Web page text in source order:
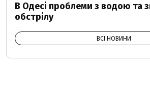
В Одесі проблеми з водою та
обстрілу
ВСІ НОВИНИ